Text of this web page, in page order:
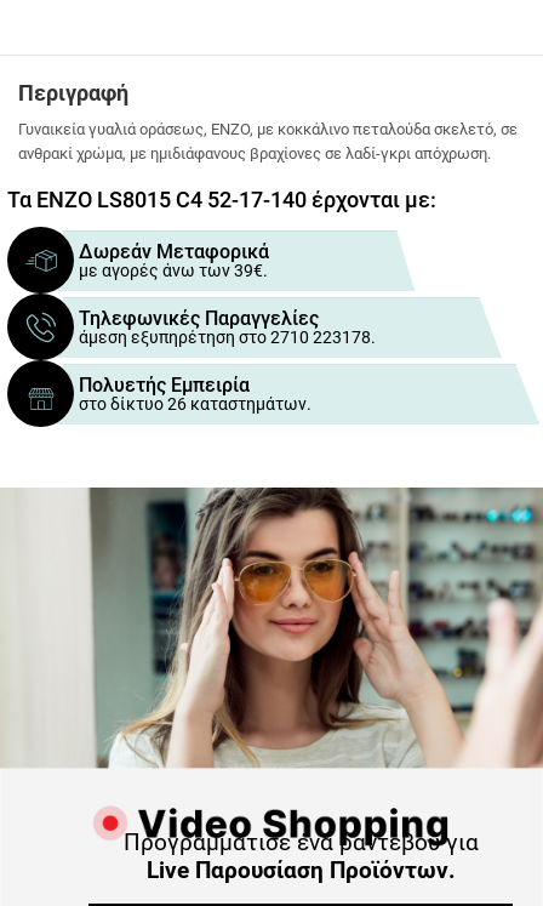
Περιγραφή
Γυναικεία γυαλιά οράσεως, ENZO, με κοκκάλινο πεταλούδα σκελετό, σε
ανθρακί χρώμα, με ημιδιάφανους βραχίονες σε λαδί-γκρι απόχρωση.
Τα ENZO LS8015 C4 52-17-140 έρχονται με:
Δωρεάν Μεταφορικά
με αγορές άνω των 39€.
Τηλεφωνικές Παραγγελίες
άμεση εξυπηρέτηση στο 2710 223178.
Πολυετής Εμπειρία
στο δίκτυο 26 καταστημάτων.
Προγραμμάτισε ένα ραντεβού για
Live Παρουσίαση Προϊόντων.